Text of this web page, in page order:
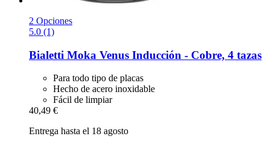
2 Opciones
5.0 (1)
Bialetti Moka Venus Inducción -​ Cobre, 4 tazas
Para todo tipo de placas
Hecho de acero inoxidable
Fácil de limpiar
40,49 €
Entrega hasta el 18 agosto